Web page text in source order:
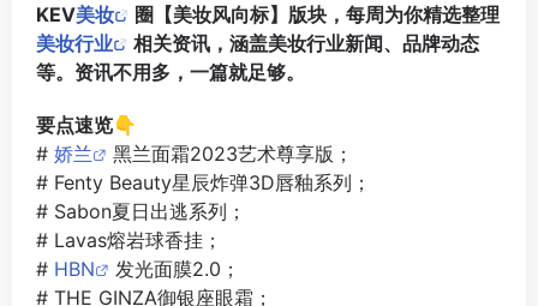
KEV美妆
圈【美妆风向标】版块，每周为你精选整理
美妆行业
相关资讯，涵盖美妆行业新闻、品牌动态
等。资讯不用多，一篇就足够。
要点速览👇
# 娇兰
黑兰面霜2023艺术尊享版；
# Fenty Beauty星辰炸弹3D唇釉系列；
# Sabon夏日出逃系列；
# Lavas熔岩球香挂；
# HBN
发光面膜2.0；
# THE GINZA御银座眼霜；